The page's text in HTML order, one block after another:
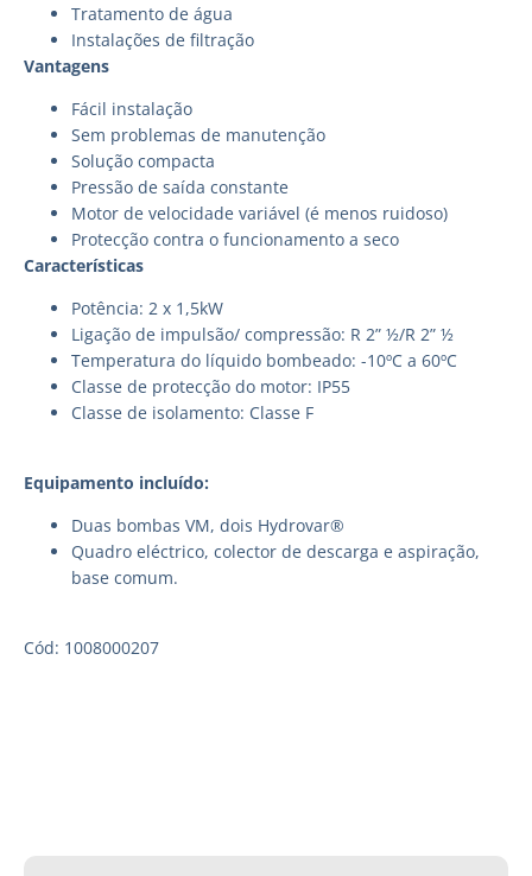
Tratamento de água
Instalações de filtração
Vantagens
Fácil instalação
Sem problemas de manutenção
Solução compacta
Pressão de saída constante
Motor de velocidade variável (é menos ruidoso)
Protecção contra o funcionamento a seco
Características
Potência: 2 x 1,5kW
Ligação de impulsão/ compressão: R 2” ½/R 2” ½
Temperatura do líquido bombeado: -10ºC a 60ºC
Classe de protecção do motor: IP55
Classe de isolamento: Classe F
Equipamento incluído:
Duas bombas VM, dois Hydrovar®
Quadro eléctrico, colector de descarga e aspiração,
base comum.
Cód: 1008000207